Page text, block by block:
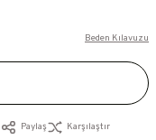
Beden Kılavuzu
Paylaş Karşılaştır